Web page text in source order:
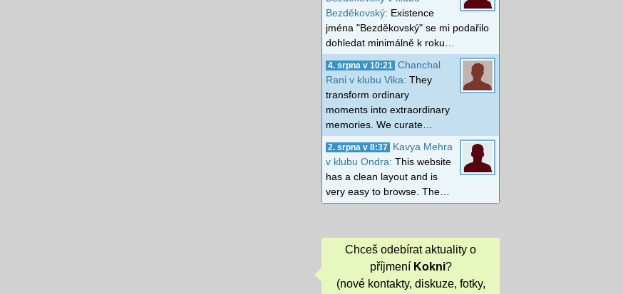
Bezděkovský: Existence
jména "Bezděkovský" se mi podařilo
dohledat minimálně k roku…
4. srpna v 10:21
Chanchal
Rani v klubu Vika: They
transform ordinary
moments into extraordinary
memories. We curate…
2. srpna v 8:37
Kavya Mehra
v klubu Ondra: This website
has a clean layout and is
very easy to browse. The…
Chceš odebírat aktuality o
příjmení Kokni?
(nové kontakty, diskuze, fotky,